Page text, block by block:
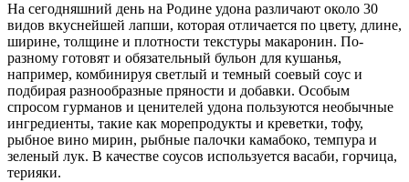
На сегодняшний день на Родине удона различают около 30
видов вкуснейшей лапши, которая отличается по цвету, длине,
ширине, толщине и плотности текстуры макаронин. По-
разному готовят и обязательный бульон для кушанья,
например, комбинируя светлый и темный соевый соус и
подбирая разнообразные пряности и добавки. Особым
спросом гурманов и ценителей удона пользуются необычные
ингредиенты, такие как морепродукты и креветки, тофу,
рыбное вино мирин, рыбные палочки камабоко, темпура и
зеленый лук. В качестве соусов используется васаби, горчица,
терияки.